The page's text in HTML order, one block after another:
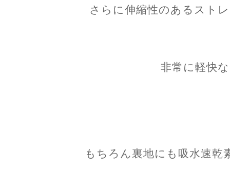
さらに伸縮性のあるスト
非常に軽快
もちろん裏地にも吸水速乾